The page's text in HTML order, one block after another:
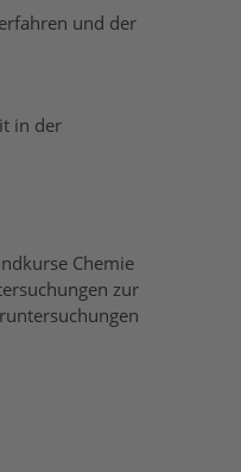
und der
in der
Chemie
zur